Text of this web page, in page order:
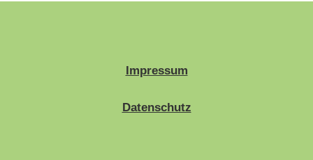
Impressum
Datenschutz